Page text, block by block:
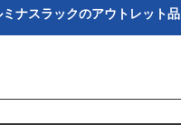
ミナスラックのアウトレット品